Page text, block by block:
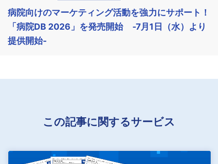
病院向けのマーケティング活動を強力にサポート！
「病院DB 2026」を発売開始 -7月1日（水）より
提供開始-
この記事に関するサービス